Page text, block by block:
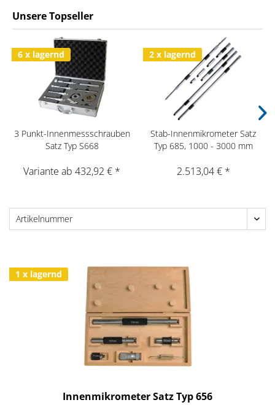
Unsere Topseller
6 x lagernd
3 Punkt-Innenmessschrauben
Satz Typ S668
Variante ab 432,92 € *
2 x lagernd
Stab-Innenmikrometer Satz
Typ 685, 1000 - 3000 mm
2.513,04 € *
1 x lagernd
Innenmikrometer Satz Typ 656